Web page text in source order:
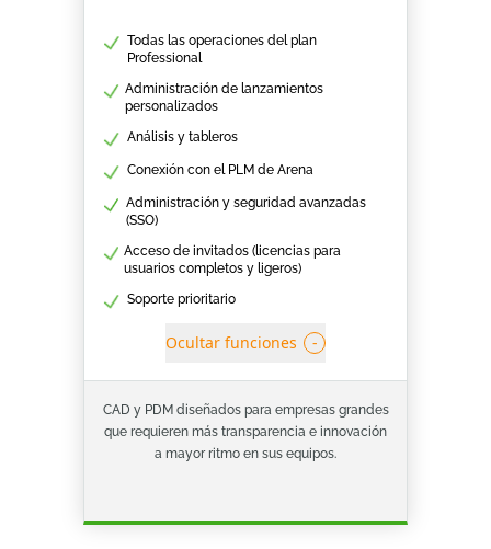
Todas las operaciones del plan
Professional
Administración de lanzamientos
personalizados
Análisis y tableros
Conexión con el PLM de Arena
Administración y seguridad avanzadas
(SSO)
Acceso de invitados (licencias para
usuarios completos y ligeros)
Soporte prioritario
Ocultar funciones -
CAD y PDM diseñados para empresas grandes
que requieren más transparencia e innovación
a mayor ritmo en sus equipos.